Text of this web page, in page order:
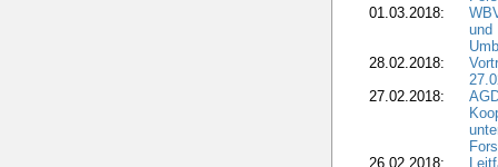
01.03.2018:
und
28.02.2018:
27.02.2018:
26.02.2018: